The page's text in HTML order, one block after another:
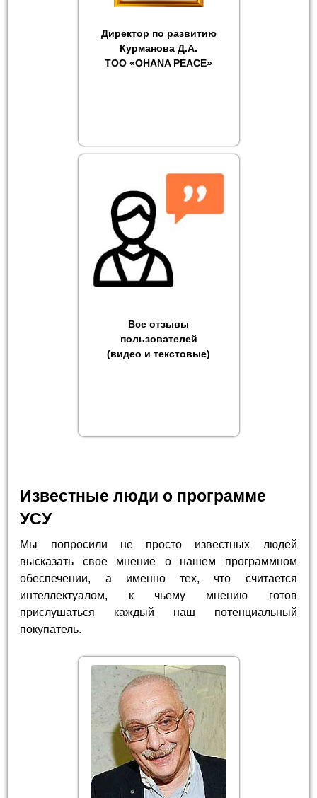
Директор по развитию
Курманова Д.А.
ТОО «OHANA PEACE»
Все отзывы
пользователей
(видео и текстовые)
Известные люди о программе
УСУ
Мы попросили не просто известных людей
высказать свое мнение о нашем программном
обеспечении, а именно тех, что считается
интеллектуалом, к чьему мнению готов
прислушаться каждый наш потенциальный
покупатель.